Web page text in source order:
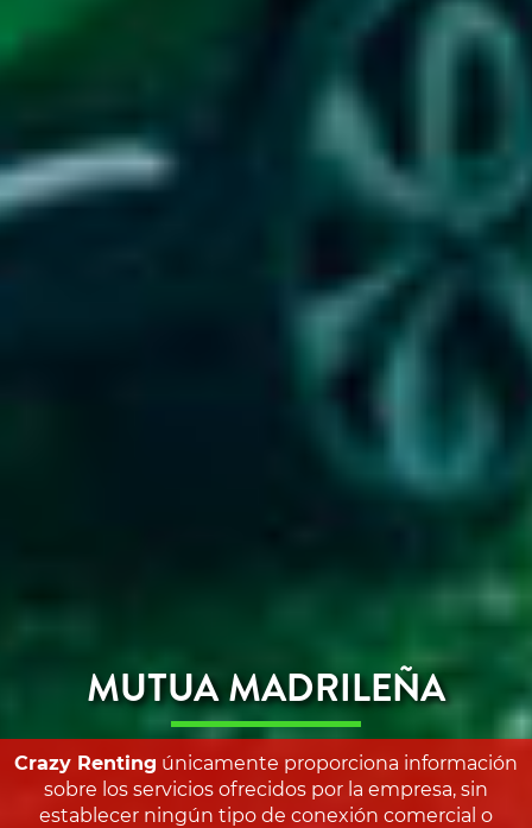
MUTUA MADRILEÑA
Crazy Renting únicamente proporciona información
sobre los servicios ofrecidos por la empresa, sin
establecer ningún tipo de conexión comercial o